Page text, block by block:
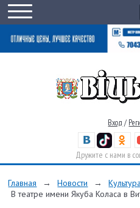
Вход /
Дружите с нами в
Главная → Новости → Культура
В театре имени Якуба Коласа в